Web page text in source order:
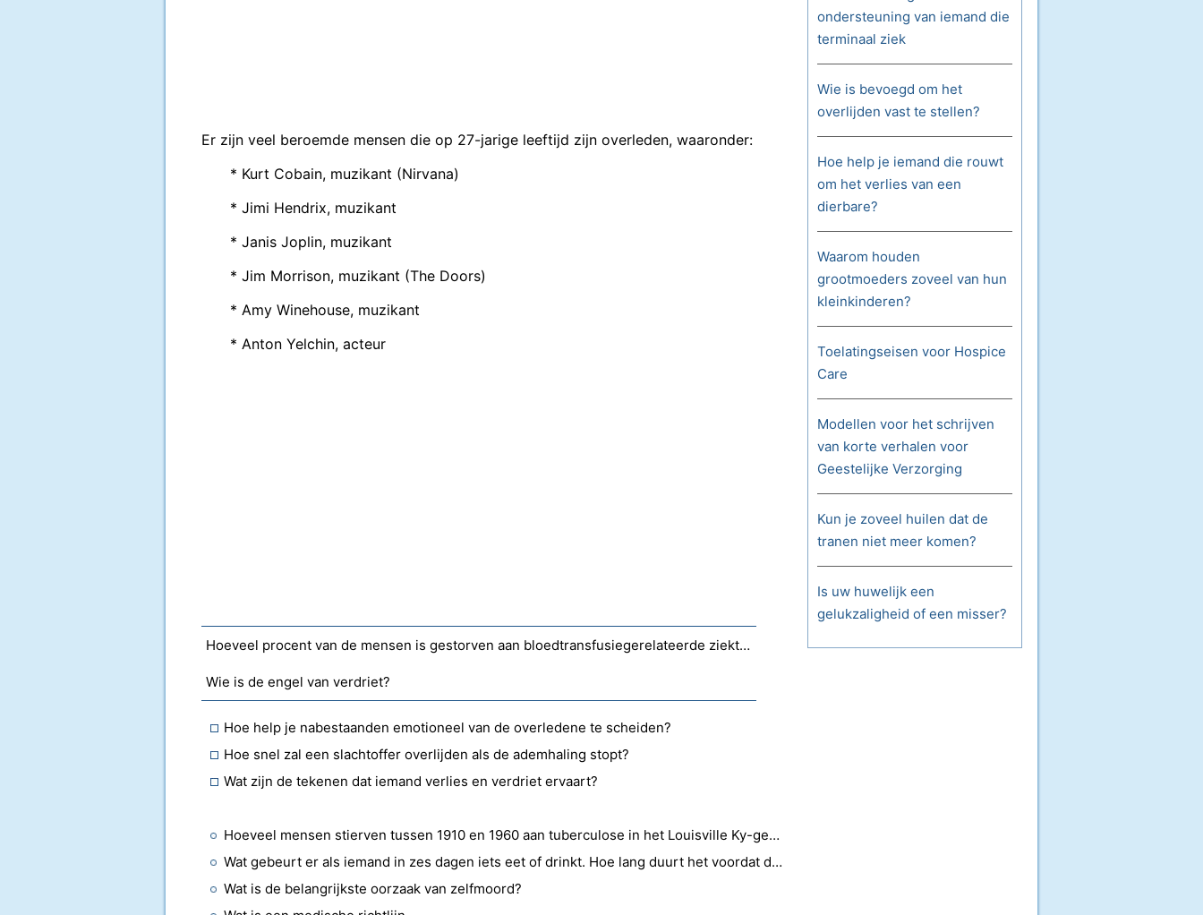
Er zijn veel beroemde mensen die op 27-jarige leeftijd zijn overleden, waaronder:
* Kurt Cobain, muzikant (Nirvana)
* Jimi Hendrix, muzikant
* Janis Joplin, muzikant
* Jim Morrison, muzikant (The Doors)
* Amy Winehouse, muzikant
* Anton Yelchin, acteur
Hoeveel procent van de mensen is gestorven aan bloedtransfusiegerelateerde ziekten?
Wie is de engel van verdriet?
Hoe help je nabestaanden emotioneel van de overledene te scheiden?
Hoe snel zal een slachtoffer overlijden als de ademhaling stopt?
Wat zijn de tekenen dat iemand verlies en verdriet ervaart?
Hoeveel mensen stierven tussen 1910 en 1960 aan tuberculose in het Louisville Ky-gebied?
Wat gebeurt er als iemand in zes dagen iets eet of drinkt. Hoe lang duurt het voordat dit tot de dood kan leiden. Tot nu toe voelen ze zich prima zonder water en voedsel.?
Wat is de belangrijkste oorzaak van zelfmoord?
ondersteuning van iemand die
terminaal ziek
Wie is bevoegd om het
overlijden vast te stellen?
Hoe help je iemand die rouwt
om het verlies van een
dierbare?
Waarom houden
grootmoeders zoveel van hun
kleinkinderen?
Toelatingseisen voor Hospice
Care
Modellen voor het schrijven
van korte verhalen voor
Geestelijke Verzorging
Kun je zoveel huilen dat de
tranen niet meer komen?
Is uw huwelijk een
gelukzaligheid of een misser?